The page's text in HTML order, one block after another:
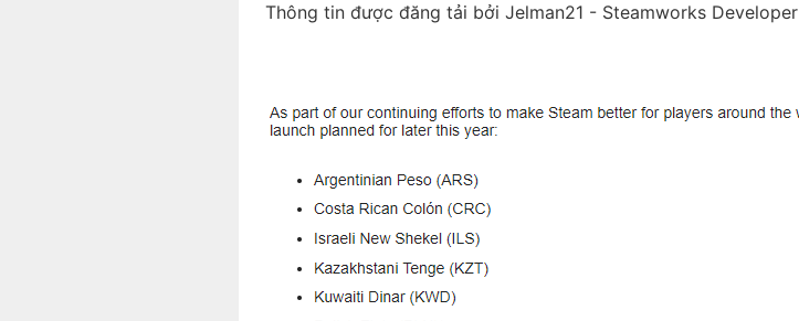
Thông tin được đăng tải bởi Jelman21 - Steamworks Developer